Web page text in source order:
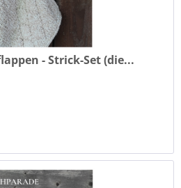
- Strick-Set (die...